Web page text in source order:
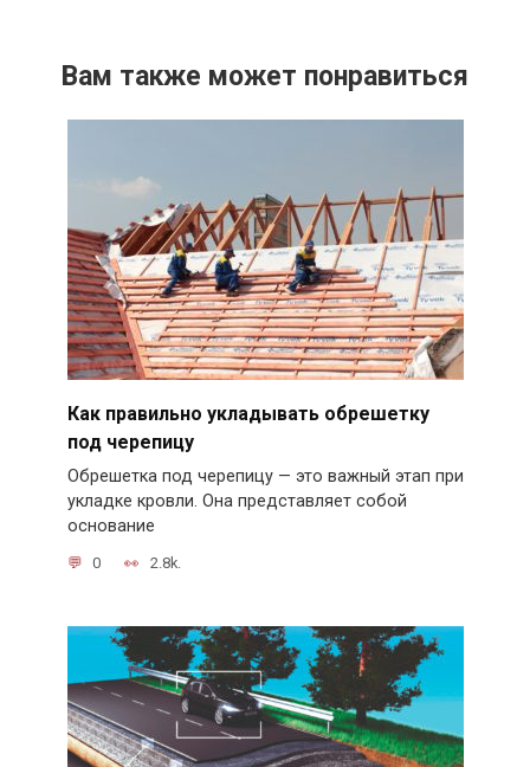
Вам также может понравиться
Как правильно укладывать обрешетку
под черепицу
Обрешетка под черепицу — это важный этап при
укладке кровли. Она представляет собой
основание
0 2.8k.